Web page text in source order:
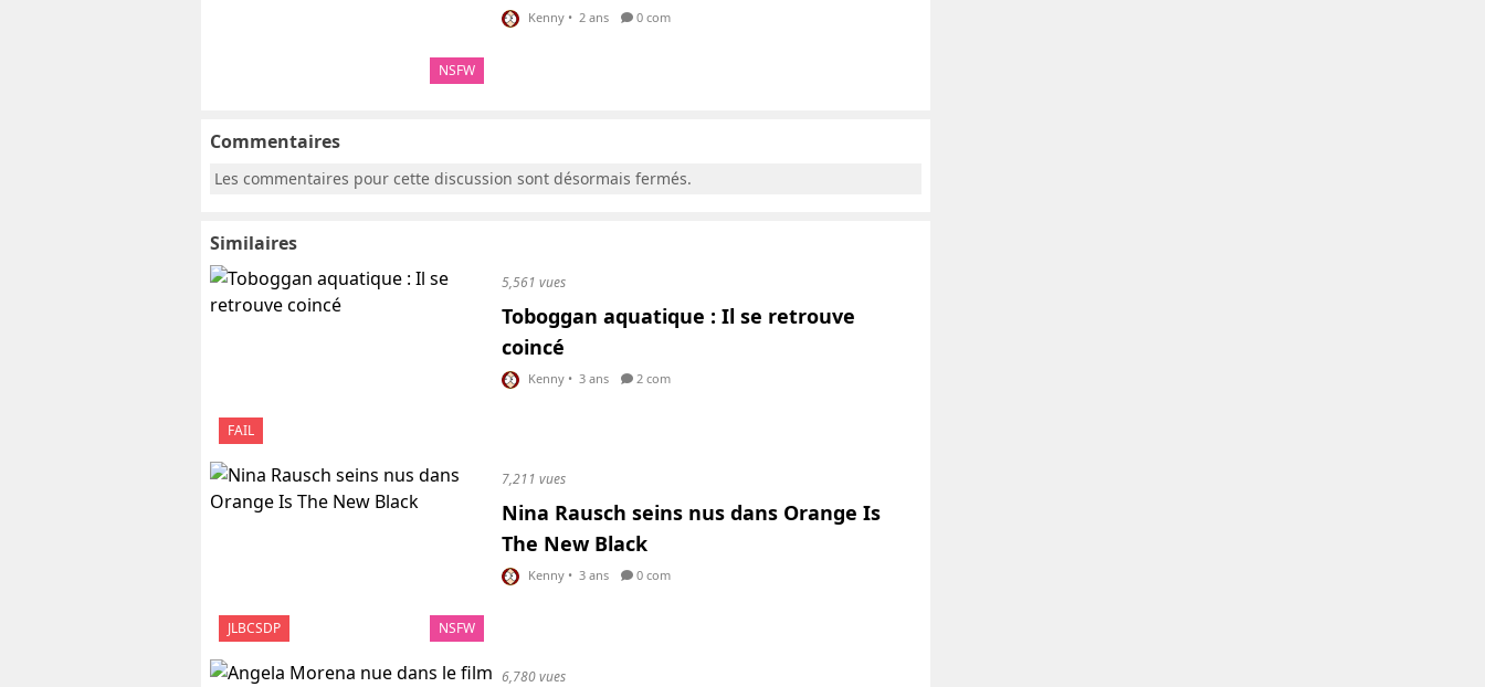
NSFW
Kenny • 2 ans 0 com
Commentaires
Les commentaires pour cette discussion sont désormais fermés.
Similaires
FAIL
5,561 vues
Toboggan aquatique : Il se retrouve
coincé
Kenny • 3 ans 2 com
JLBCSDP NSFW
7,211 vues
Nina Rausch seins nus dans Orange Is
The New Black
Kenny • 3 ans 0 com
6,780 vues